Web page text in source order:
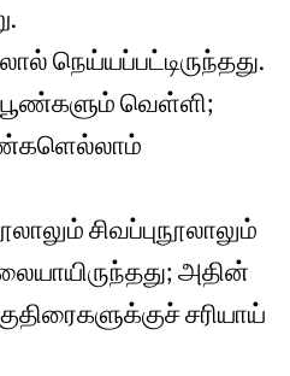
நெய்யப்பட்டிருந்தது.
வெள்ளி;
சிவப்புநூலாலும்
அதின்
சரியாய்